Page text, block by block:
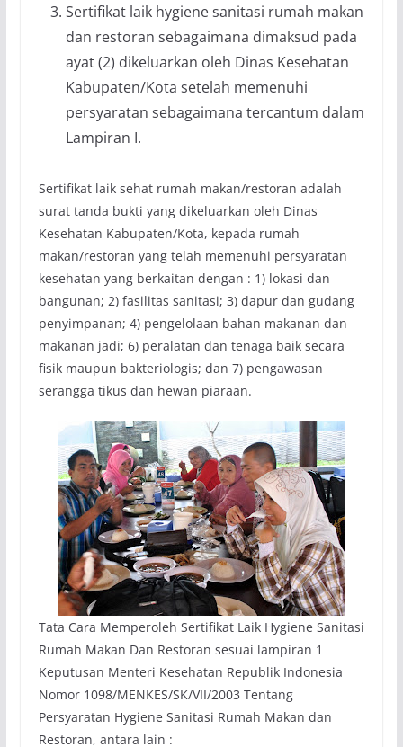
Sertifikat laik hygiene sanitasi rumah makan
dan restoran sebagaimana dimaksud pada
ayat (2) dikeluarkan oleh Dinas Kesehatan
Kabupaten/Kota setelah memenuhi
persyaratan sebagaimana tercantum dalam
Lampiran I.
Sertifikat laik sehat rumah makan/restoran adalah
surat tanda bukti yang dikeluarkan oleh Dinas
Kesehatan Kabupaten/Kota, kepada rumah
makan/restoran yang telah memenuhi persyaratan
kesehatan yang berkaitan dengan : 1) lokasi dan
bangunan; 2) fasilitas sanitasi; 3) dapur dan gudang
penyimpanan; 4) pengelolaan bahan makanan dan
makanan jadi; 6) peralatan dan tenaga baik secara
fisik maupun bakteriologis; dan 7) pengawasan
serangga tikus dan hewan piaraan.
Tata Cara Memperoleh Sertifikat Laik Hygiene Sanitasi
Rumah Makan Dan Restoran sesuai lampiran 1
Keputusan Menteri Kesehatan Republik Indonesia
Nomor 1098/MENKES/SK/VII/2003 Tentang
Persyaratan Hygiene Sanitasi Rumah Makan dan
Restoran, antara lain :